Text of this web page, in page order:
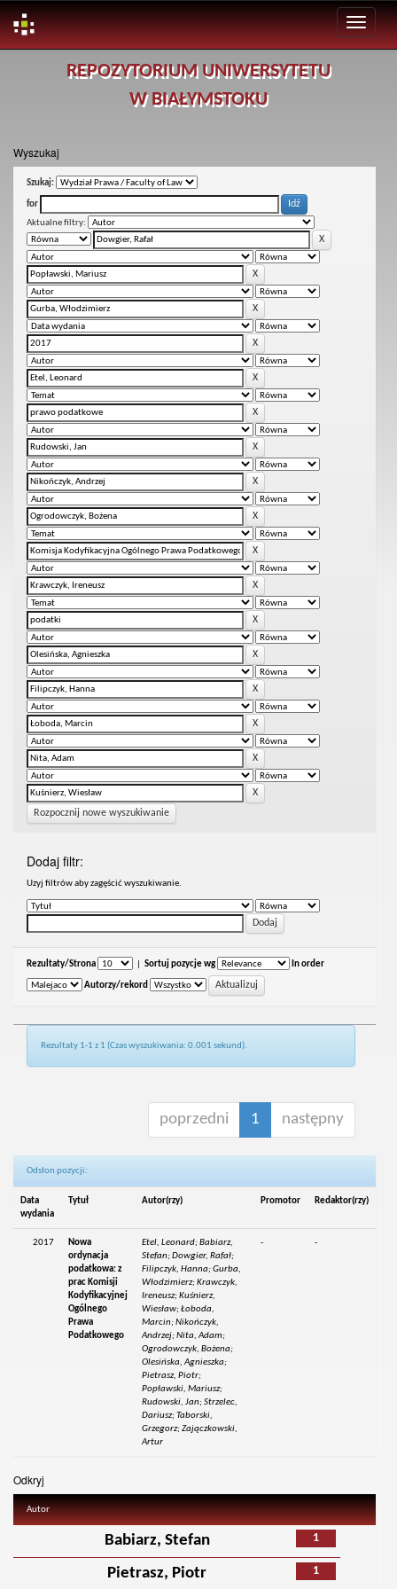
REPOZYTORIUM UNIWERSYTETU
W BIAŁYMSTOKU
Wyszukaj
Szukaj:
for
Aktualne filtry:
Rozpocznij nowe wyszukiwanie
Dodaj filtr:
Uzyj filtrów aby zagęścić wyszukiwanie.
Rezultaty/Strona Sortuj pozycje wg In order
Autorzy/rekord
Rezultaty 1-1 z 1 (Czas wyszukiwania: 0.001 sekund).
poprzedni 1 następny
Odsłon pozycji:
Data
wydania
Tytuł Autor(rzy) Promotor Redaktor(rzy)
2017
Nowa
ordynacja
podatkowa: z
prac Komisji
Kodyfikacyjnej
Ogólnego
Prawa
Podatkowego
Etel, Leonard; Babiarz,
Stefan; Dowgier, Rafał;
Filipczyk, Hanna; Gurba,
Włodzimierz; Krawczyk,
Ireneusz; Kuśnierz,
Wiesław; Łoboda,
Marcin; Nikończyk,
Andrzej; Nita, Adam;
Ogrodowczyk, Bożena;
Olesińska, Agnieszka;
Pietrasz, Piotr;
Popławski, Mariusz;
Rudowski, Jan; Strzelec,
Dariusz; Taborski,
Grzegorz; Zajączkowski,
Artur
- -
Odkryj
Autor
1
Babiarz, Stefan
1
Pietrasz, Piotr